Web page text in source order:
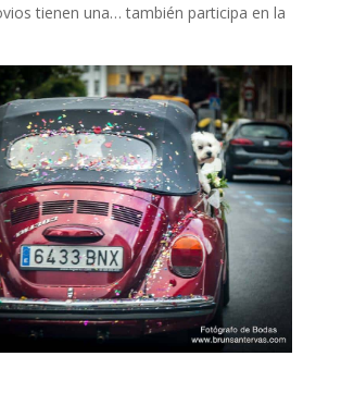
tienen una… también participa en la